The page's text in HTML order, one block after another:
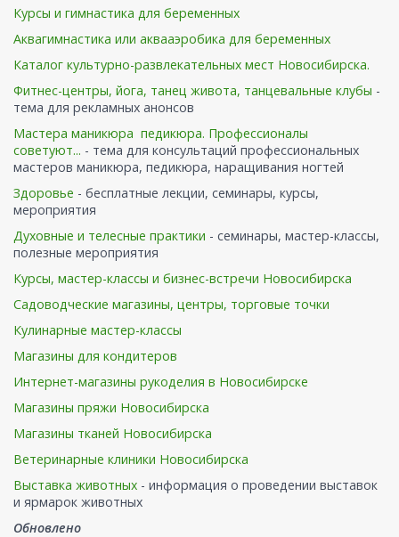
Курсы и гимнастика для беременных
Аквагимнастика или аквааэробика для беременных
Каталог культурно-развлекательных мест Новосибирска.
Фитнес-центры, йога, танец живота, танцевальные клубы -
тема для рекламных анонсов
Мастера маникюра педикюра. Профессионалы
советуют... - тема для консультаций профессиональных
мастеров маникюра, педикюра, наращивания ногтей
Здоровье - бесплатные лекции, семинары, курсы,
мероприятия
Духовные и телесные практики - семинары, мастер-классы,
полезные мероприятия
Курсы, мастер-классы и бизнес-встречи Новосибирска
Садоводческие магазины, центры, торговые точки
Кулинарные мастер-классы
Магазины для кондитеров
Интернет-магазины рукоделия в Новосибирске
Магазины пряжи Новосибирска
Магазины тканей Новосибирска
Ветеринарные клиники Новосибирска
Выставка животных - информация о проведении выставок
и ярмарок животных
Обновлено